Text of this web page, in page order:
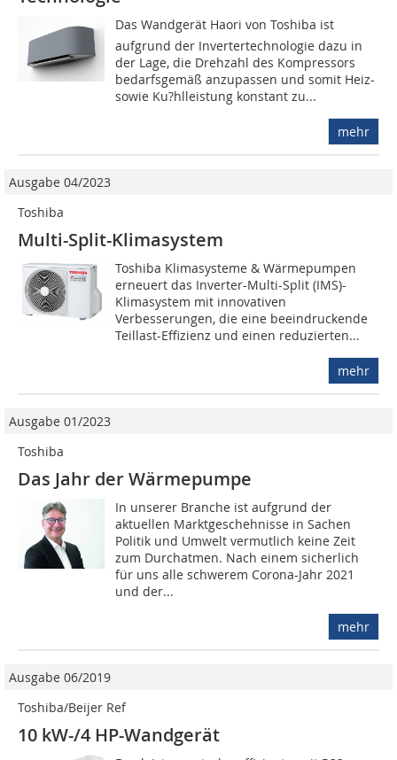
Das Wandgerät Haori von Toshiba ist
aufgrund der Invertertechnologie dazu in
der Lage, die Drehzahl des Kompressors
bedarfsgemäß anzupassen und somit Heiz-
sowie Ku?hlleistung konstant zu...
mehr
Ausgabe 04/2023
Toshiba
Multi-Split-Klimasystem
Toshiba Klimasysteme & Wärmepumpen
erneuert das Inverter-Multi-Split (IMS)-
Klimasystem mit innovativen
Verbesserungen, die eine beeindruckende
Teillast-­Effizienz und einen reduzierten...
mehr
Ausgabe 01/2023
Toshiba
Das Jahr der Wärmepumpe
In unserer Branche ist aufgrund der
aktuellen Marktgeschehnisse in Sachen
Politik und Umwelt vermutlich keine Zeit
zum Durchatmen. Nach einem sicherlich
für uns alle schwerem Corona-Jahr 2021
und der...
mehr
Ausgabe 06/2019
Toshiba/Beijer Ref
10 kW-/4 HP-Wandgerät